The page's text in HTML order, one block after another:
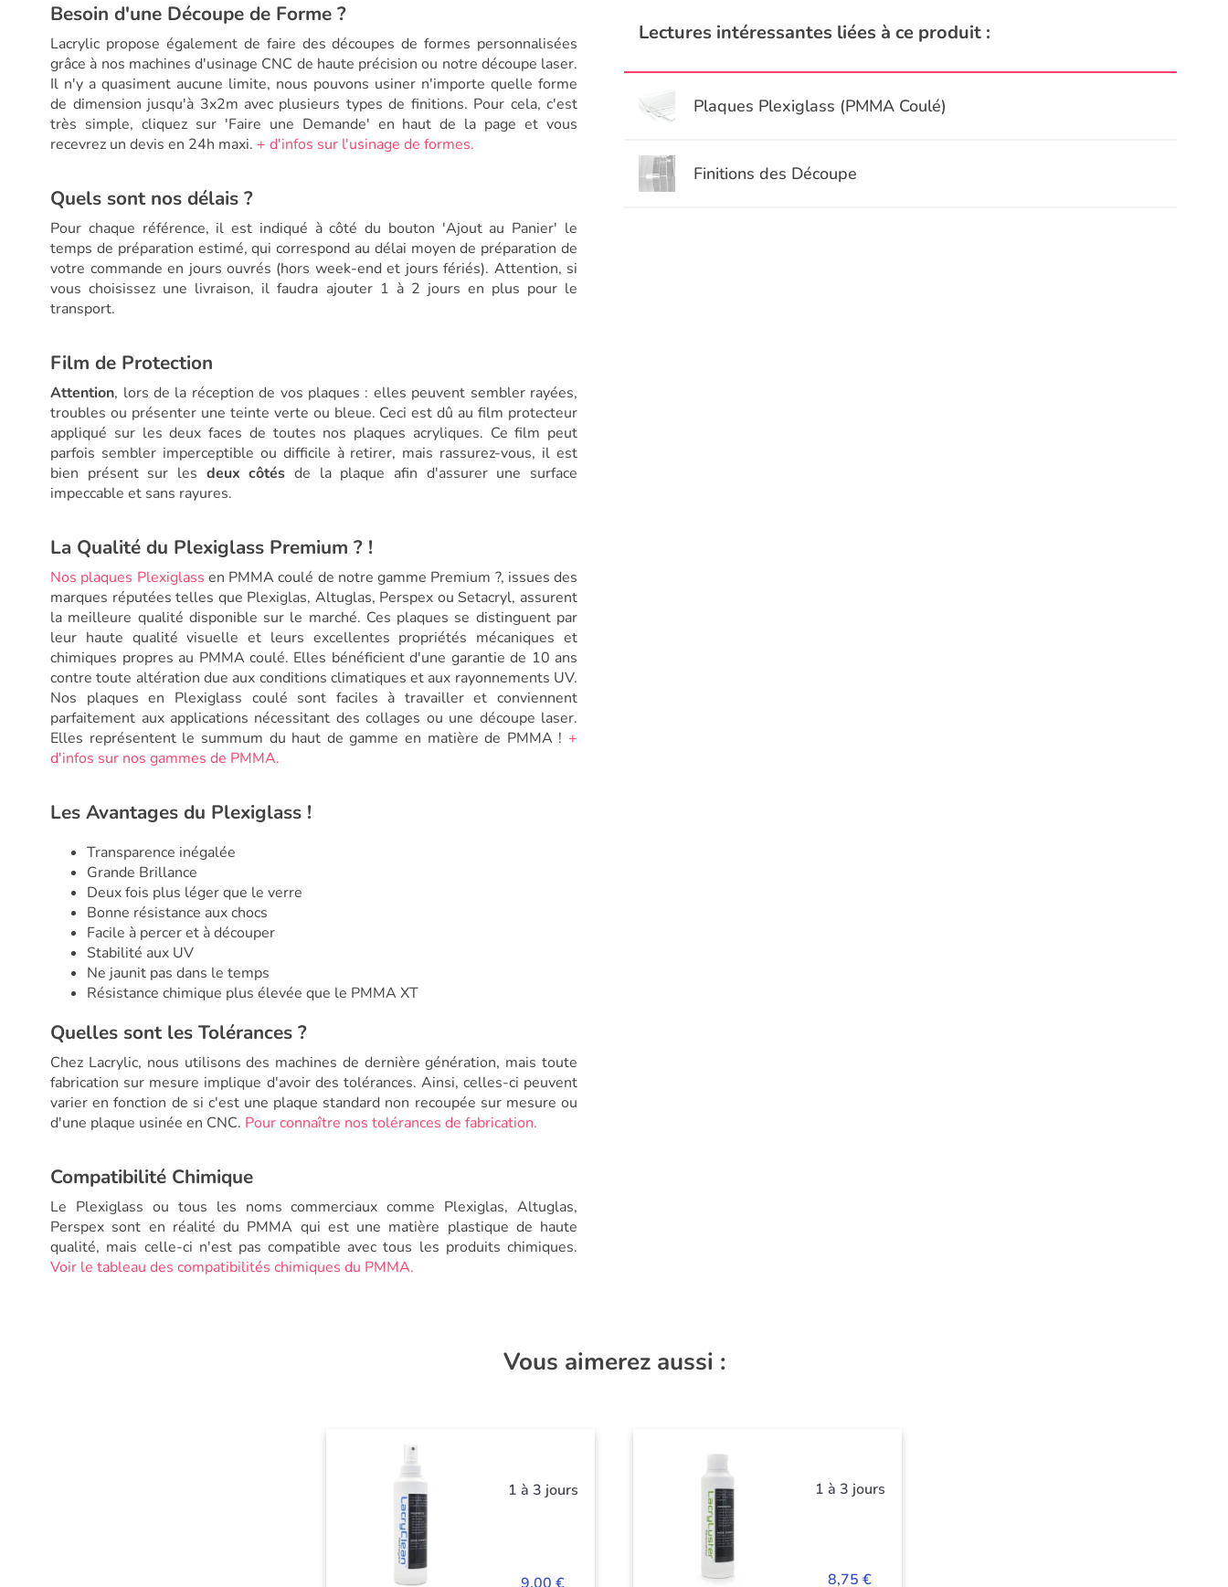
Besoin d'une Découpe de Forme ?
Lacrylic propose également de faire des découpes de formes personnalisées
grâce à nos machines d'usinage CNC de haute précision ou notre découpe laser.
Il n'y a quasiment aucune limite, nous pouvons usiner n'importe quelle forme
de dimension jusqu'à 3x2m avec plusieurs types de finitions. Pour cela, c'est
très simple, cliquez sur 'Faire une Demande' en haut de la page et vous
recevrez un devis en 24h maxi. + d'infos sur l'usinage de formes.
Quels sont nos délais ?
Pour chaque référence, il est indiqué à côté du bouton 'Ajout au Panier' le
temps de préparation estimé, qui correspond au délai moyen de préparation de
votre commande en jours ouvrés (hors week-end et jours fériés). Attention, si
vous choisissez une livraison, il faudra ajouter 1 à 2 jours en plus pour le
transport.
Film de Protection
Attention, lors de la réception de vos plaques : elles peuvent sembler rayées,
troubles ou présenter une teinte verte ou bleue. Ceci est dû au film protecteur
appliqué sur les deux faces de toutes nos plaques acryliques. Ce film peut
parfois sembler imperceptible ou difficile à retirer, mais rassurez-vous, il est
bien présent sur les deux côtés de la plaque afin d'assurer une surface
impeccable et sans rayures.
La Qualité du Plexiglass Premium ? !
Nos plaques Plexiglass en PMMA coulé de notre gamme Premium ?, issues des
marques réputées telles que Plexiglas, Altuglas, Perspex ou Setacryl, assurent
la meilleure qualité disponible sur le marché. Ces plaques se distinguent par
leur haute qualité visuelle et leurs excellentes propriétés mécaniques et
chimiques propres au PMMA coulé. Elles bénéficient d'une garantie de 10 ans
contre toute altération due aux conditions climatiques et aux rayonnements UV.
Nos plaques en Plexiglass coulé sont faciles à travailler et conviennent
parfaitement aux applications nécessitant des collages ou une découpe laser.
Elles représentent le summum du haut de gamme en matière de PMMA ! +
d'infos sur nos gammes de PMMA.
Les Avantages du Plexiglass !
Transparence inégalée
Grande Brillance
Deux fois plus léger que le verre
Bonne résistance aux chocs
Facile à percer et à découper
Stabilité aux UV
Ne jaunit pas dans le temps
Résistance chimique plus élevée que le PMMA XT
Quelles sont les Tolérances ?
Chez Lacrylic, nous utilisons des machines de dernière génération, mais toute
fabrication sur mesure implique d'avoir des tolérances. Ainsi, celles-ci peuvent
varier en fonction de si c'est une plaque standard non recoupée sur mesure ou
d'une plaque usinée en CNC. Pour connaître nos tolérances de fabrication.
Compatibilité Chimique
Le Plexiglass ou tous les noms commerciaux comme Plexiglas, Altuglas,
Perspex sont en réalité du PMMA qui est une matière plastique de haute
qualité, mais celle-ci n'est pas compatible avec tous les produits chimiques.
Voir le tableau des compatibilités chimiques du PMMA.
Lectures intéressantes liées à ce produit :
Plaques Plexiglass (PMMA Coulé)
Finitions des Découpe
Vous aimerez aussi :
1 à 3 jours 1 à 3 jours
8,75 €